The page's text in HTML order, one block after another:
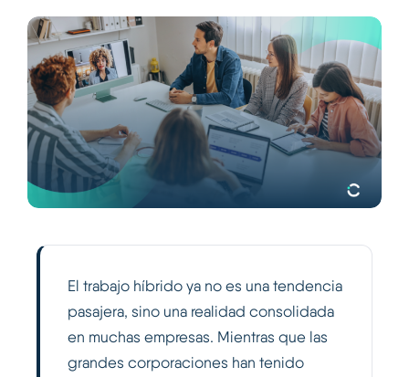
Recursos
Español
El trabajo híbrido ya no es una tendencia
pasajera, sino una realidad consolidada
en muchas empresas. Mientras que las
grandes corporaciones han tenido